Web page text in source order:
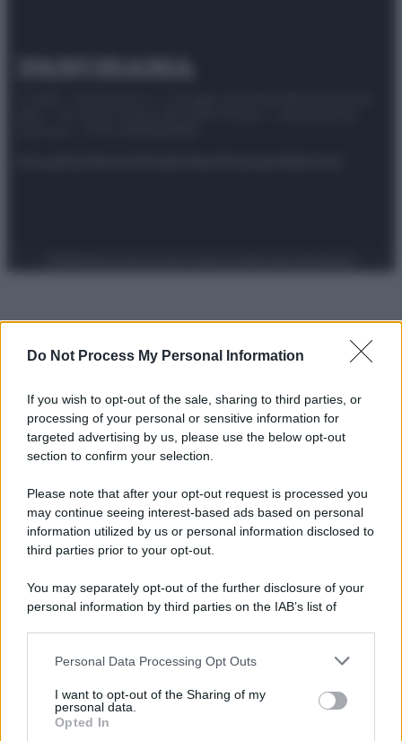
Do Not Process My Personal Information
If you wish to opt-out of the sale, sharing to third parties, or
processing of your personal or sensitive information for
targeted advertising by us, please use the below opt-out
section to confirm your selection.
Please note that after your opt-out request is processed you
may continue seeing interest-based ads based on personal
information utilized by us or personal information disclosed to
third parties prior to your opt-out.
You may separately opt-out of the further disclosure of your
personal information by third parties on the IAB’s list of
This information may also be disclosed by us to third parties
disclose it to other third parties.
Please note that this website/app uses one or more Google
Personal Data Processing Opt Outs
I want to opt-out of the Sharing of my
personal data.
Opted In